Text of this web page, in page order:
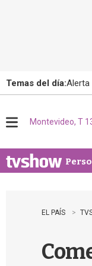
Temas del día:Alerta
u
Montevideo, T
EL PAÍS